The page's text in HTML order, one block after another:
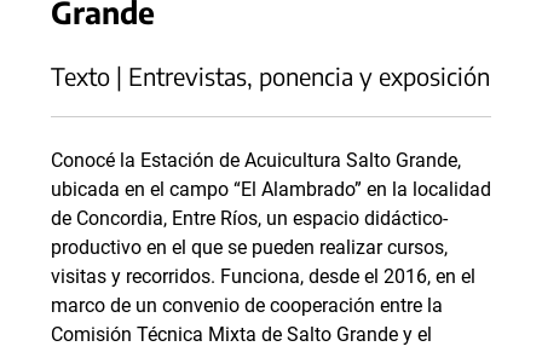
Grande
Texto | Entrevistas, ponencia y exposición
Conocé la Estación de Acuicultura Salto Grande,
ubicada en el campo “El Alambrado” en la localidad
de Concordia, Entre Ríos, un espacio didáctico-
productivo en el que se pueden realizar cursos,
visitas y recorridos. Funciona, desde el 2016, en el
marco de un convenio de cooperación entre la
Comisión Técnica Mixta de Salto Grande y el